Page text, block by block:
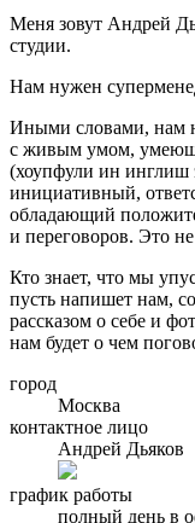
Меня зовут Андрей
студии.
Нам нужен
Иными словами, нам
с живым умом,
(хоупфули ин инглиш
инициативный,
обладающий
и переговоров. Это не
Кто знает, что мы
пусть напишет нам,
рассказом о себе и
нам будет о чем
город
Москва
контактное лицо
Андрей Дьяков
график работы
полный день в